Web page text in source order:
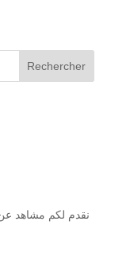
Rechercher
نقدم لكم مشاهد